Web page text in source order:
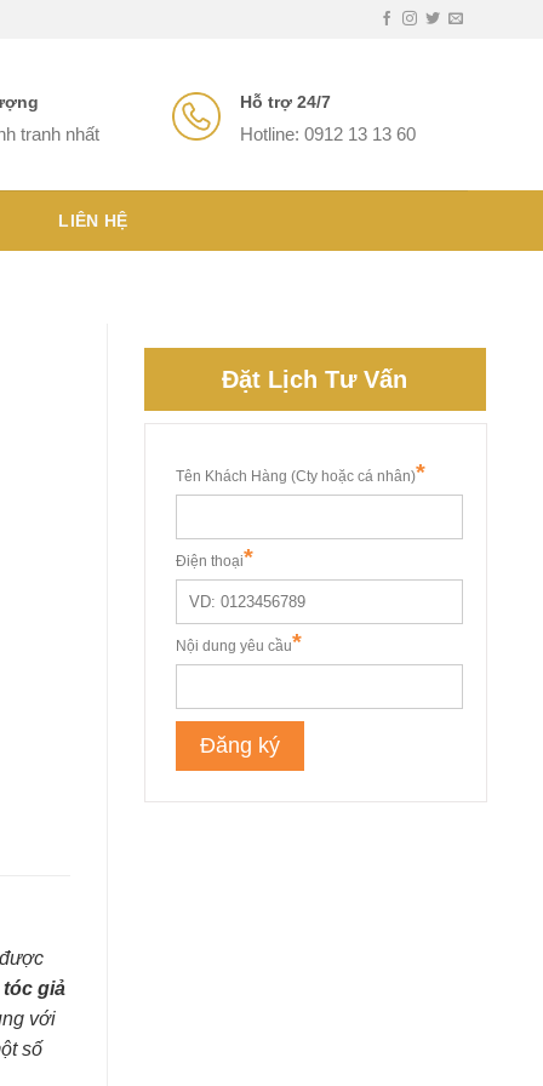
tranh nhất
Hỗ trợ 24/7
Hotline: 0912 13 13 60
LIÊN HỆ
Đặt Lịch Tư Vấn
giả
với
số